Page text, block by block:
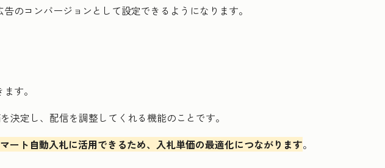
のコンバージョンとして設定できるようになります。
す。
定し、配信を調整してくれる機能のことです。
ート自動入札に活用できるため、入札単価の最適化につながります。